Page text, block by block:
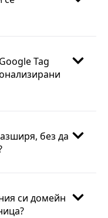
Tag
без да
си домейн